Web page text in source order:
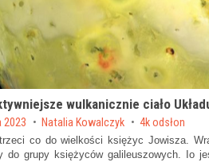
wulkanicznie ciało
on
2023 by Natalia Kowalczyk 4k odsłon
co do wielkości księżyc Jowisza.
do grupy księżyców galileuszowych. Io